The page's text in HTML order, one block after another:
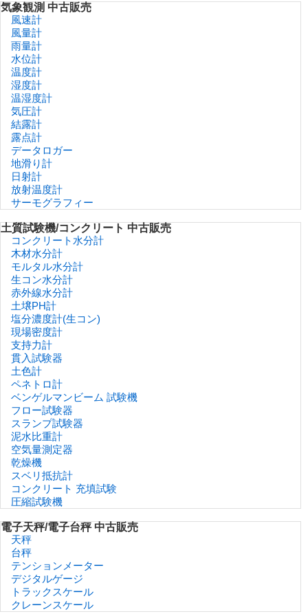
気象観測 中古販売
風速計
風量計
雨量計
水位計
温度計
湿度計
温湿度計
気圧計
結露計
露点計
データロガー
地滑り計
日射計
放射温度計
サーモグラフィー
土質試験機/コンクリート 中古販売
コンクリート水分計
木材水分計
モルタル水分計
生コン水分計
赤外線水分計
土壌PH計
塩分濃度計(生コン)
現場密度計
支持力計
貫入試験器
土色計
ペネトロ計
ベンゲルマンビーム 試験機
フロー試験器
スランプ試験器
泥水比重計
空気量測定器
乾燥機
スベリ抵抗計
コンクリート 充填試験
圧縮試験機
電子天秤/電子台秤 中古販売
天秤
台秤
テンションメーター
デジタルゲージ
トラックスケール
クレーンスケール